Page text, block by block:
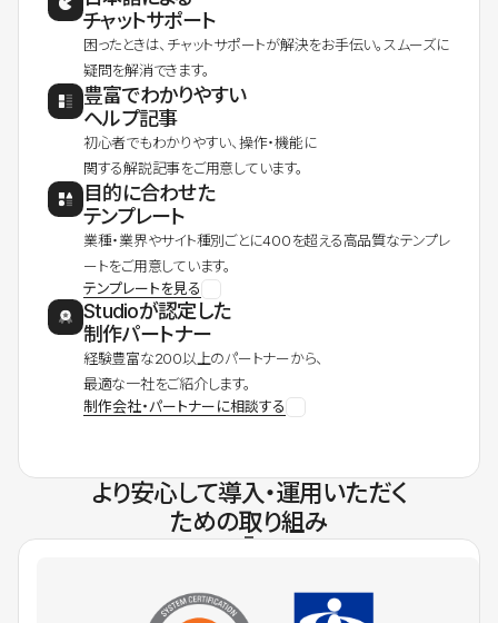
チャットサポート
困ったときは、チャットサポートが解決をお手伝い。スムーズに
疑問を解消できます。
豊富でわかりやすい
ヘルプ記事
初心者でもわかりやすい、操作・機能に
関する解説記事をご用意しています。
目的に合わせた
テンプレート
業種・業界やサイト種別ごとに400を超える高品質なテンプレ
ートをご用意しています。
テンプレートを見る
Studioが認定した
制作パートナー
経験豊富な200以上のパートナーから、
最適な一社をご紹介します。
制作会社・パートナーに相談する
より安心して導入・運用いただく
ための取り組み